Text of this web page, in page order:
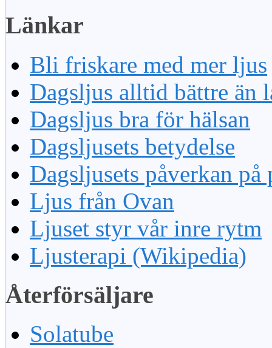
Länkar
Bli friskare med mer ljus
Dagsljus alltid bättre än
Dagsljus bra för hälsan
Dagsljusets betydelse
Dagsljusets påverkan på
Ljus från Ovan
Ljuset styr vår inre rytm
Ljusterapi (Wikipedia)
Återförsäljare
Solatube